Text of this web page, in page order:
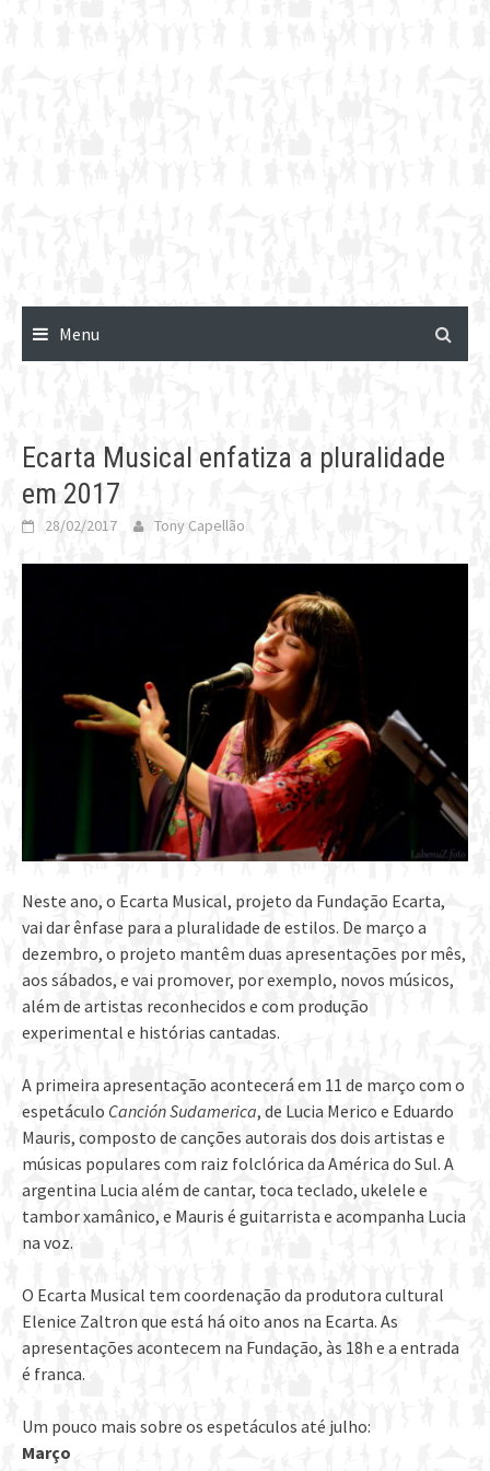
Menu
Ecarta Musical enfatiza a pluralidade
em 2017
28/02/2017 Tony Capellão
Neste ano, o Ecarta Musical, projeto da Fundação Ecarta,
vai dar ênfase para a pluralidade de estilos. De março a
dezembro, o projeto mantêm duas apresentações por mês,
aos sábados, e vai promover, por exemplo, novos músicos,
além de artistas reconhecidos e com produção
experimental e histórias cantadas.
A primeira apresentação acontecerá em 11 de março com o
espetáculo Canción Sudamerica, de Lucia Merico e Eduardo
Mauris, composto de canções autorais dos dois artistas e
músicas populares com raiz folclórica da América do Sul. A
argentina Lucia além de cantar, toca teclado, ukelele e
tambor xamânico, e Mauris é guitarrista e acompanha Lucia
na voz.
O Ecarta Musical tem coordenação da produtora cultural
Elenice Zaltron que está há oito anos na Ecarta. As
apresentações acontecem na Fundação, às 18h e a entrada
é franca.
Um pouco mais sobre os espetáculos até julho:
Março